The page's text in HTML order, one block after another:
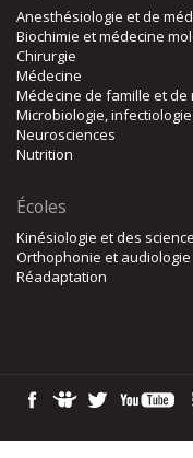
Anesthésiologie et de
Biochimie et médecine
Chirurgie
Médecine
Médecine de famille et de
Microbiologie,
Neurosciences
Nutrition
Écoles
Kinésiologie et des
Orthophonie et audiologie
Réadaptation